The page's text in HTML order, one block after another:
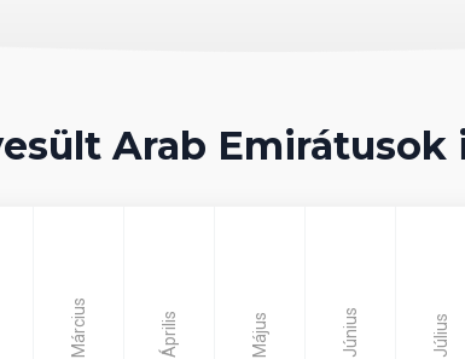
büférendszerben.
Arab Emirátusok
Március Április Május Június Július